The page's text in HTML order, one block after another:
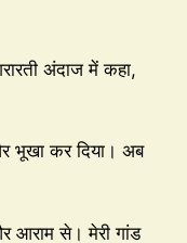
अंदाज में कहा,
भूखा कर दिया। अब
आराम से। मेरी गांड